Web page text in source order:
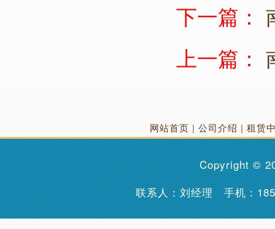
下一篇：
上一篇：
网站首页 | 公司介绍 | 租赁
Copyright ©
联系人：刘经理 手机：